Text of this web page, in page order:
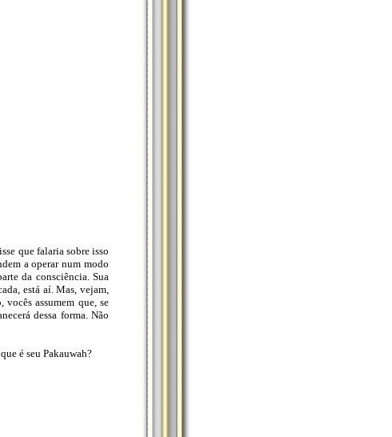
que falaria sobre isso
a operar num modo
da consciência. Sua
está aí. Mas, vejam,
assumem que, se
dessa forma. Não
é seu Pakauwah?